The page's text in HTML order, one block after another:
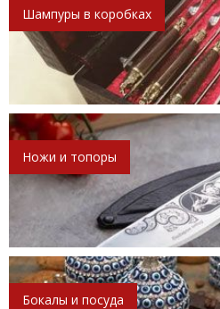
Шампуры в коробках
Ножи и топоры
Бокалы и посуда